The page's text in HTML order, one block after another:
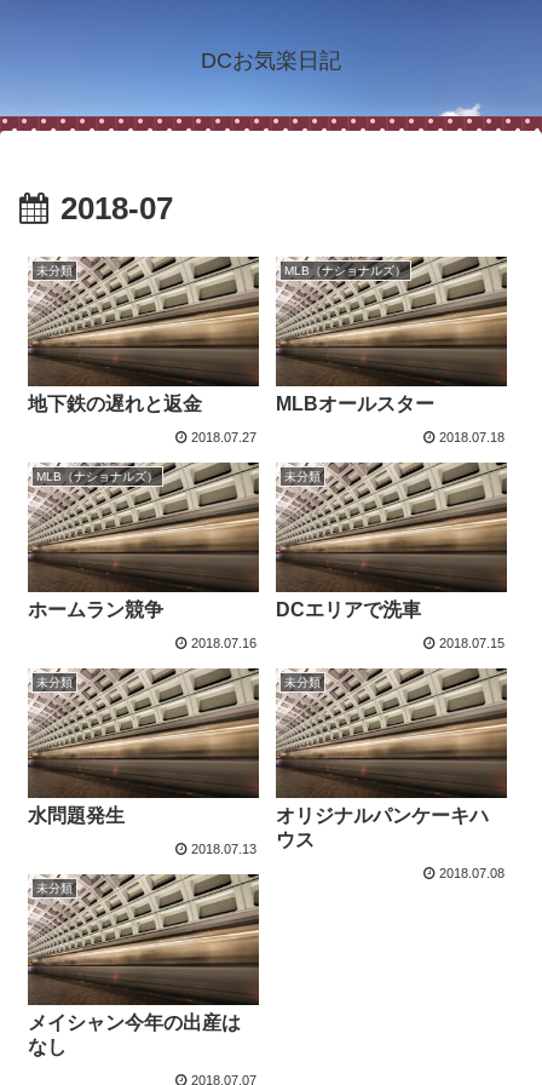
DCお気楽日記
2018-07
未分類
地下鉄の遅れと返金
2018.07.27
MLB（ナショナルズ）
MLBオールスター
2018.07.18
MLB（ナショナルズ）
ホームラン競争
2018.07.16
未分類
DCエリアで洗車
2018.07.15
未分類
水問題発生
2018.07.13
未分類
オリジナルパンケーキハ
ウス
2018.07.08
未分類
メイシャン今年の出産は
なし
2018.07.07